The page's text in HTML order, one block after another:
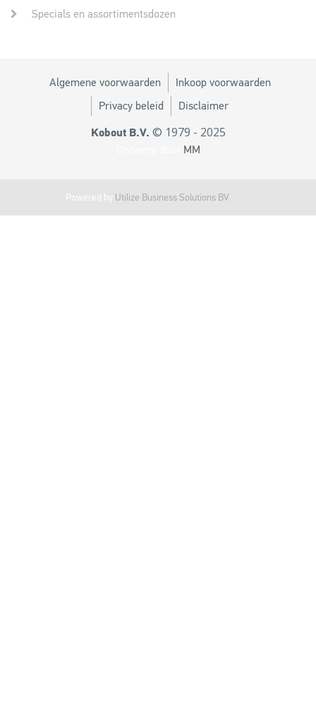
Specials en assortimentsdozen
Algemene voorwaarden Inkoop voorwaarden
Privacy beleid Disclaimer
Kobout B.V. © 1979 - 2025
MM
Powered by Utilize Business Solutions BV